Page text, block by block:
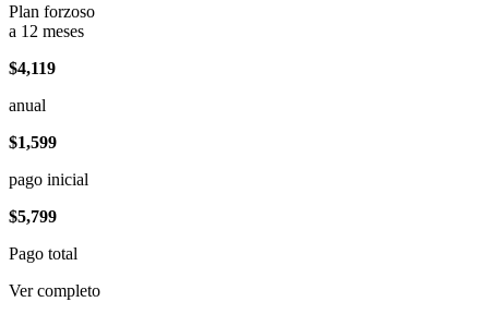
Plan forzoso
a 12 meses
$4,119
anual
$1,599
pago inicial
$5,799
Pago total
Ver completo